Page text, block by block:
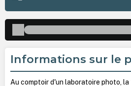
Informations sur le
Au comptoir d'un laboratoire photo,